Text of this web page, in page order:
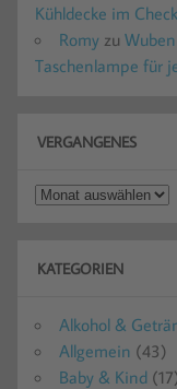
Kühldecke im Check
Romy zu
Taschenlampe für
VERGANGENES
Vergangenes
KATEGORIEN
Alkohol &
Allgemein (43)
Baby & Kind